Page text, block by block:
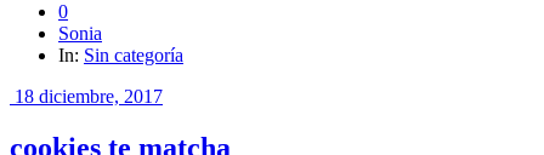
0
Sonia
In: Sin categoría
18 diciembre, 2017
cookies te matcha